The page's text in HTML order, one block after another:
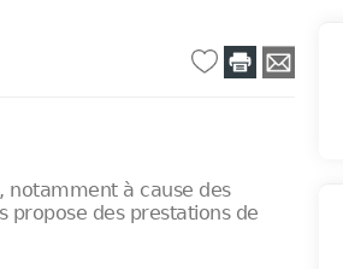
notamment à cause des
propose des prestations de